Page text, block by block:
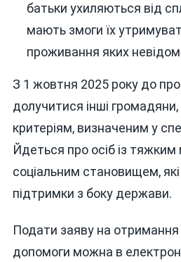
батьки ухиляються від
мають змоги їх
проживання яких
З 1 жовтня 2025 року до
долучитися інші громадяни,
критеріям, визначеним у
Йдеться про осіб із
соціальним становищем,
підтримки з боку держави.
Подати заяву на отримання
допомоги можна в